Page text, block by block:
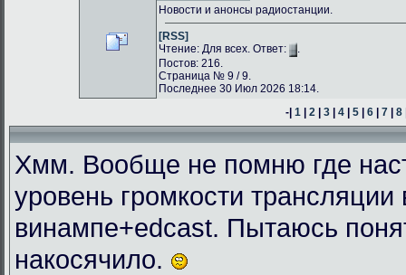
Новости и анонсы радиостанции.
[RSS]
Чтение: Для всех. Ответ:
.
Постов: 216.
Страница № 9 / 9.
Последнее 30 Июл 2026 18:14.
-|1 |2 |3 |4 |5 |6 |7 |8
Хмм. Вообще не помню где
уровень громкости трансляции
винампе+edcast. Пытаюсь
накосячило.